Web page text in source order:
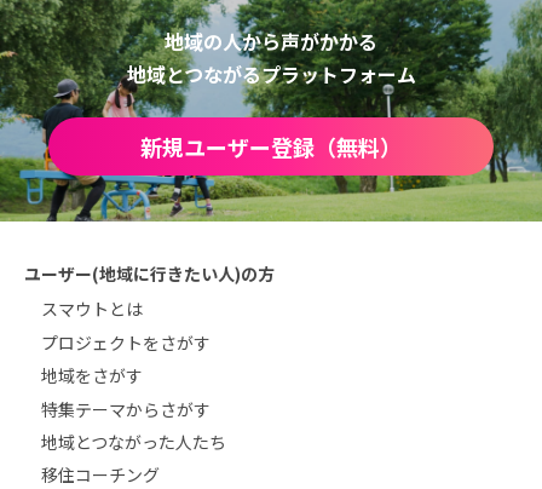
地域の人から声がかかる
地域とつながるプラットフォーム
新規ユーザー登録（無料）
ユーザー(地域に行きたい人)の方
スマウトとは
プロジェクトをさがす
地域をさがす
特集テーマからさがす
地域とつながった人たち
移住コーチング